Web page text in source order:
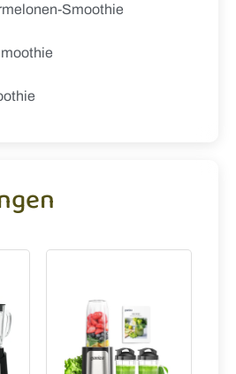
Smoothie